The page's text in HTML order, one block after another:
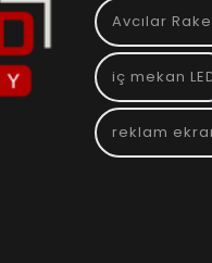
Avcılar
iç mekan
reklam